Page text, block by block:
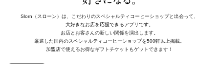
Slorn（スローン）は、こだわりのスペシャルティコーヒーショップと出会って、
大好きなお店を応援できるアプリです。
お店とお客さんの新しい関係を演出します。
厳選した国内のスペシャルティコーヒーショップを500軒以上掲載。
加盟店で使えるお得なギフトチケットもゲットできます！